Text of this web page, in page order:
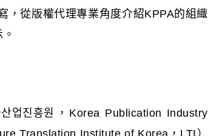
，從版權代理專業角度介紹KPPA的組織
진흥원，Korea Publication Industry
Translation Institute of Korea，LTI）